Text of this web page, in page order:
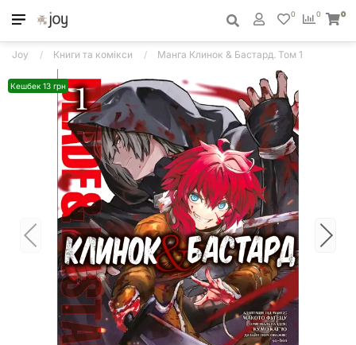
0
0 0
Joy Книги та комікси Манга Клинок & Бастард. Том 1
Кешбек 13 грн